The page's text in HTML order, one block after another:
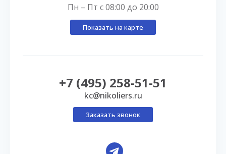
Пн – Пт с 08:00 до 20:00
Показать на карте
+7 (495) 258-51-51
kc@nikoliers.ru
Заказать звонок